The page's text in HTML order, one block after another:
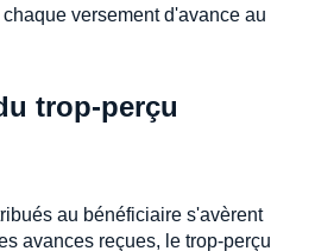
versement d'avance au
trop-perçu
au bénéficiaire s'avèrent
avances reçues, le trop-perçu